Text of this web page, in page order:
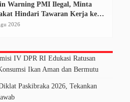
Warning PMI Ilegal, Minta
Hindari Tawaran Kerja ke
2026
IV DPR RI Edukasi Ratusan
Ikan Aman dan Bermutu
Paskibraka 2026, Tekankan